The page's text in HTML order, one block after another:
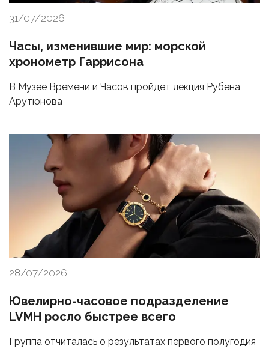
31/07/2026
Часы, изменившие мир: морской
хронометр Гаррисона
В Музее Времени и Часов пройдет лекция Рубена
Арутюнова
28/07/2026
Ювелирно-часовое подразделение
LVMH росло быстрее всего
Группа отчиталась о результатах первого полугодия